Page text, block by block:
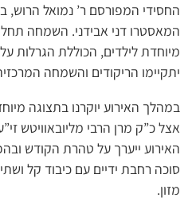
החסידי המפורסם ר’ נמואל הרוש,
מיוחדת לילדים, הכוללת הגרלות
יתקיימו הריקודים והשמחה
במהלך האירוע יוקרנו בתצוגה
אצל כ”ק מרן הרבי מליובאוויטש
האירוע ייערך על טהרת הקודש
סוכה רחבת ידיים עם כיבוד קל
מזון.